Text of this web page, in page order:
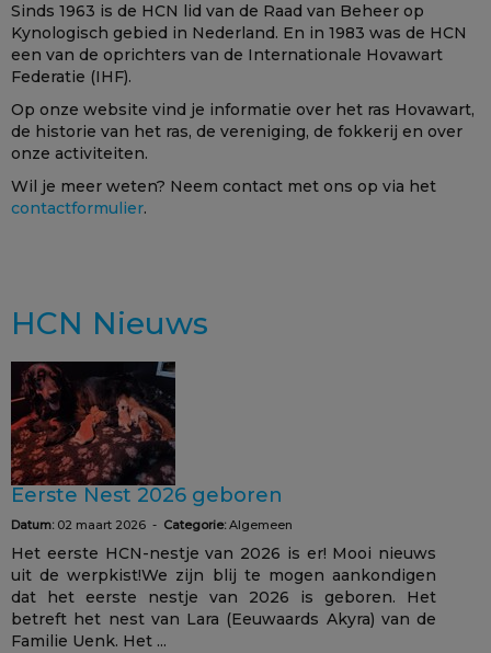
Sinds 1963 is de HCN lid van de Raad van Beheer op
Kynologisch gebied in Nederland. En in 1983 was de HCN
een van de oprichters van de Internationale Hovawart
Federatie (IHF).
Op onze website vind je informatie over het ras Hovawart,
de historie van het ras, de vereniging, de fokkerij en over
onze activiteiten.
Wil je meer weten? Neem contact met ons op via het
contactformulier.
HCN Nieuws
Eerste Nest 2026 geboren
Datum:02 maart 2026 - Categorie:Algemeen
Het eerste HCN-nestje van 2026 is er! Mooi nieuws
uit de werpkist!We zijn blij te mogen aankondigen
dat het eerste nestje van 2026 is geboren. Het
betreft het nest van Lara (Eeuwaards Akyra) van de
Familie Uenk. Het ...